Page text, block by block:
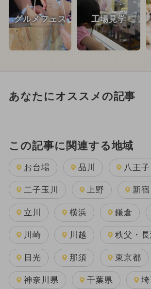
グルメフェス 工場見学
あなたにオススメの記事
この記事に関連する地域
お台場 品川 八王子
二子玉川 上野 新宿
立川 横浜 鎌倉
川崎 川越 秩父・長
日光 那須 東京都
神奈川県 千葉県